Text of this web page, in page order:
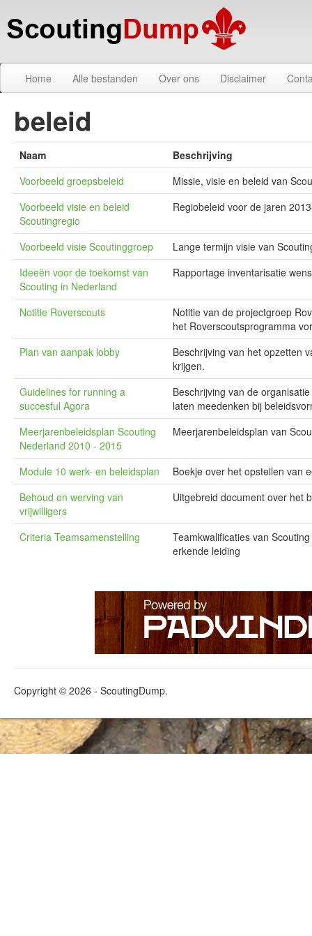
Home Alle bestanden Over ons Disclaimer
beleid
Naam
Beschrijving
Voorbeeld groepsbeleid
Missie, visie en beleid van
Voorbeeld visie en beleid
Scoutingregio
Regiobeleid voor de jaren
Voorbeeld visie Scoutinggroep
Lange termijn visie van
Ideeën voor de toekomst van
Scouting in Nederland
Rapportage inventarisatie
Notitie Roverscouts
Notitie van de projectgroep
het Roverscoutsprogramma
Plan van aanpak lobby
Beschrijving van het opzetten
krijgen.
Guidelines for running a
succesful Agora
Beschrijving van de
laten meedenken bij
Meerjarenbeleidsplan Scouting
Nederland 2010 - 2015
Meerjarenbeleidsplan van
Module 10 werk- en beleidsplan
Boekje over het opstellen van
Behoud en werving van
vrijwilligers
Uitgebreid document over het
Criteria Teamsamenstelling
Teamkwalificaties van
erkende leiding
Copyright © 2026 - ScoutingDump.